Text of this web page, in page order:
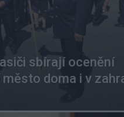
sbírají ocenění
doma i v